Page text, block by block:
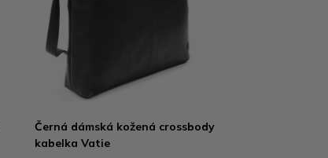
Černá dámská kožená crossbody
kabelka Vatie